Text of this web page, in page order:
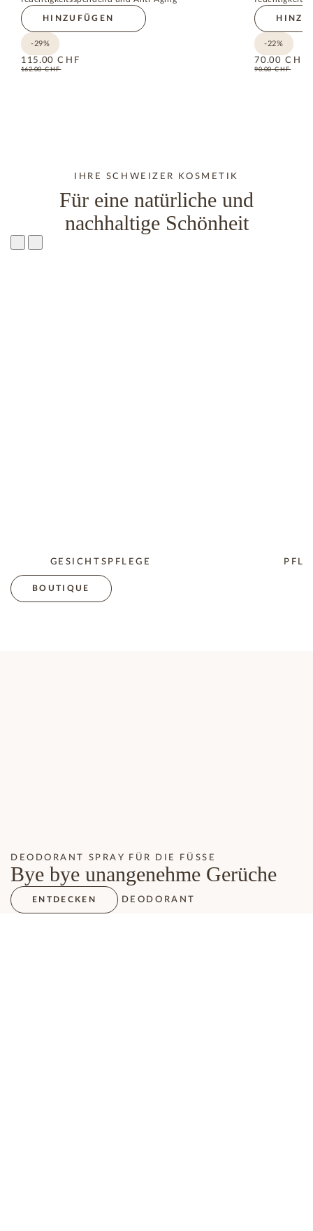
HINZUFÜGEN
-29%
115.00 CHF
162.00CHF
-22%
70.00 CHF
90.00CHF
IHRE SCHWEIZER KOSMETIK
Für eine natürliche und
nachhaltige Schönheit
GESICHTSPFLEGE
BOUTIQUE
DEODORANT SPRAY FÜR DIE FÜSSE
Bye bye unangenehme Gerüche
ENTDECKEN DEODORANT